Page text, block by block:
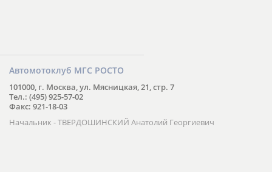
Автомотоклуб МГС РОСТО
101000, г. Москва, ул. Мясницкая, 21, стр. 7
Тел.: (495) 925-57-02
Факс: 921-18-03
Начальник - ТВЕРДОШИНСКИЙ Анатолий Георгиевич